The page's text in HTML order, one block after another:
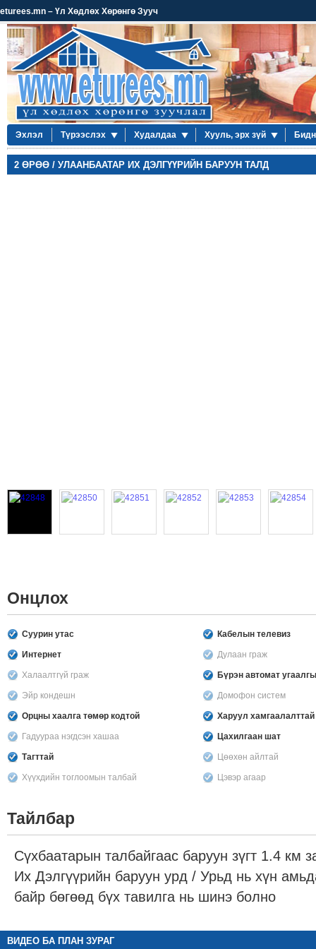
eturees.mn – Үл Хөдлөх Хөрөнгө Зууч
Эхлэл Түрээслэх Худалдаа Хууль, эрх зүй
2 ӨРӨӨ / УЛААНБААТАР ИХ ДЭЛГҮҮРИЙН БАРУУН ТАЛД
Онцлох
Суурин утас Кабелын телевиз
Интернет Дулаан граж
Халаалтгүй граж Бүрэн автомат
Эйр кондешн Домофон систем
Орцны хаалга төмөр кодтой Харуул хамгаалалттай
Гадуураа нэгдсэн хашаа Цахилгаан шат
Тагттай Цөөхөн айлтай
Хүүхдийн тоглоомын талбай Цэвэр агаар
Тайлбар
Сүхбаатарын талбайгаас баруун зүгт 1.4 км
Их Дэлгүүрийн баруун урд / Урьд нь хүн
байр бөгөөд бүх тавилга нь шинэ болно
ВИДЕО БА ПЛАН ЗУРАГ